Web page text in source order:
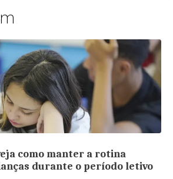
como manter a rotina
durante o período letivo